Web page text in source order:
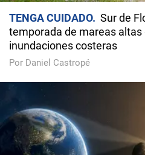
TENGA CUIDADO
Sur de
temporada de mareas altas
inundaciones costeras
Por Daniel Castropé